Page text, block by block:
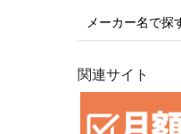
メーカー名で探
関連サイト